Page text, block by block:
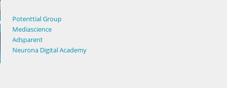
Potenttial Group
Mediascience
Adsparent
Neurona Digital Academy